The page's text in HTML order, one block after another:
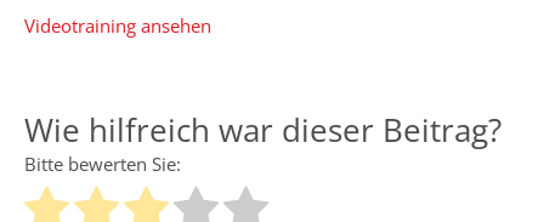
Videotraining ansehen
Wie hilfreich war dieser Beitrag?
Bitte bewerten Sie: